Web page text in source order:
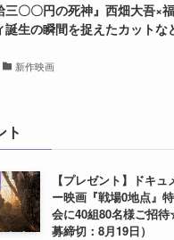
三〇〇円の死神』西畑大吾×
誕生の瞬間を捉えたカットな
新作映画
ト
【プレゼント】ドキュ
ー映画『戦場0地点』
会に40組80名様ご招
募締切：8月19日）